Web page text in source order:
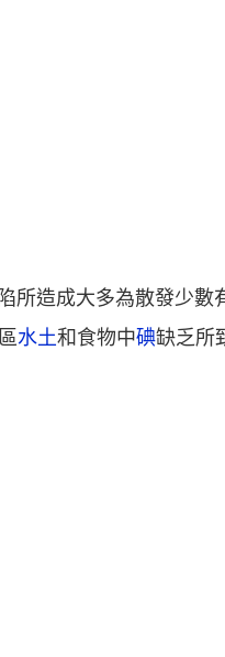
所造成大多為散發少數
水土和食物中碘缺乏所